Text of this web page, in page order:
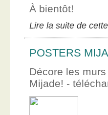
À bientôt!
Lire la suite de
POSTERS
Décore les
Mijade! -